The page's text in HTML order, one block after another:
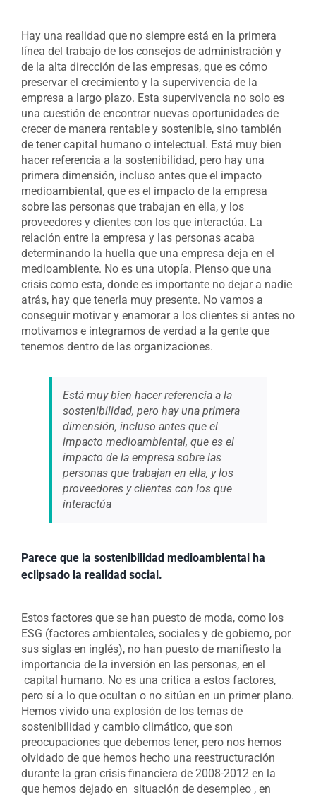
Hay una realidad que no siempre está en la primera
línea del trabajo de los consejos de administración y
de la alta dirección de las empresas, que es cómo
preservar el crecimiento y la supervivencia de la
empresa a largo plazo. Esta supervivencia no solo es
una cuestión de encontrar nuevas oportunidades de
crecer de manera rentable y sostenible, sino también
de tener capital humano o intelectual. Está muy bien
hacer referencia a la sostenibilidad, pero hay una
primera dimensión, incluso antes que el impacto
medioambiental, que es el impacto de la empresa
sobre las personas que trabajan en ella, y los
proveedores y clientes con los que interactúa. La
relación entre la empresa y las personas acaba
determinando la huella que una empresa deja en el
medioambiente. No es una utopía. Pienso que una
crisis como esta, donde es importante no dejar a nadie
atrás, hay que tenerla muy presente. No vamos a
conseguir motivar y enamorar a los clientes si antes no
motivamos e integramos de verdad a la gente que
tenemos dentro de las organizaciones.
Está muy bien hacer referencia a la
sostenibilidad, pero hay una primera
dimensión, incluso antes que el
impacto medioambiental, que es el
impacto de la empresa sobre las
personas que trabajan en ella, y los
proveedores y clientes con los que
interactúa
Parece que la sostenibilidad medioambiental ha
eclipsado la realidad social.
Estos factores que se han puesto de moda, como los
ESG (factores ambientales, sociales y de gobierno, por
sus siglas en inglés), no han puesto de manifiesto la
importancia de la inversión en las personas, en el
capital humano. No es una critica a estos factores,
pero sí a lo que ocultan o no sitúan en un primer plano.
Hemos vivido una explosión de los temas de
sostenibilidad y cambio climático, que son
preocupaciones que debemos tener, pero nos hemos
olvidado de que hemos hecho una reestructuración
durante la gran crisis financiera de 2008-2012 en la
que hemos dejado en situación de desempleo , en